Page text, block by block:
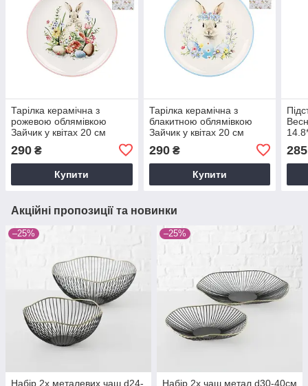
Тарілка керамічна з
рожевою облямівкою
Зайчик у квітах 20 см
290 ₴
Купити
Тарілка керамічна з
блакитною облямівкою
Зайчик у квітах 20 см
290₴
Купити
285
Акційні пропозиції та новинки
–25%
Набір 2х металевих чаш d24-
–25%
Набір 2х чаш метал d30-40см